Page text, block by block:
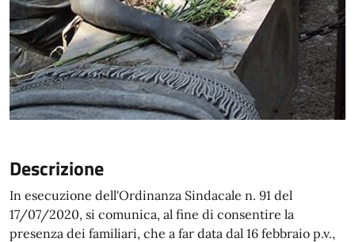
Descrizione
In esecuzione dell'Ordinanza Sindacale n. 91 del
17/07/2020, si comunica, al fine di consentire la
presenza dei familiari, che a far data dal 16 febbraio p.v.,